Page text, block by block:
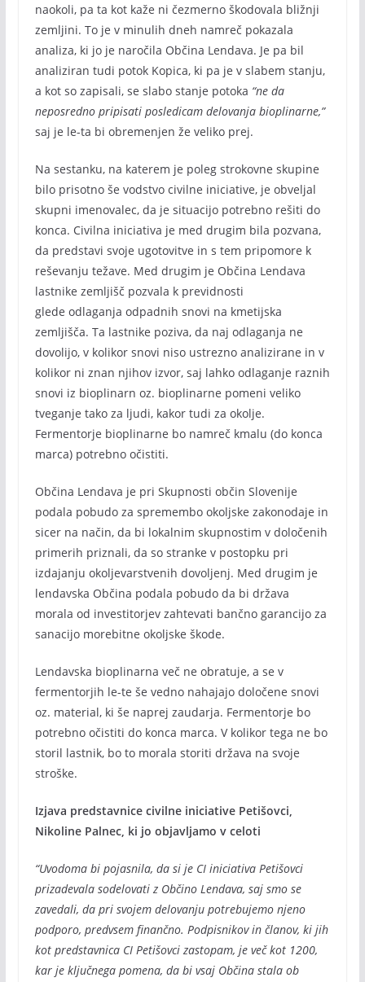
naokoli, pa ta kot kaže ni čezmerno škodovala bližnji
zemljini. To je v minulih dneh namreč pokazala
analiza, ki jo je naročila Občina Lendava. Je pa bil
analiziran tudi potok Kopica, ki pa je v slabem stanju,
a kot so zapisali, se slabo stanje potoka “ne da
neposredno pripisati posledicam delovanja bioplinarne,”
saj je le-ta bi obremenjen že veliko prej.
Na sestanku, na katerem je poleg strokovne skupine
bilo prisotno še vodstvo civilne iniciative, je obveljal
skupni imenovalec, da je situacijo potrebno rešiti do
konca. Civilna iniciativa je med drugim bila pozvana,
da predstavi svoje ugotovitve in s tem pripomore k
reševanju težave. Med drugim je Občina Lendava
lastnike zemljišč pozvala k previdnosti
glede odlaganja odpadnih snovi na kmetijska
zemljišča. Ta lastnike poziva, da naj odlaganja ne
dovolijo, v kolikor snovi niso ustrezno analizirane in v
kolikor ni znan njihov izvor, saj lahko odlaganje raznih
snovi iz bioplinarn oz. bioplinarne pomeni veliko
tveganje tako za ljudi, kakor tudi za okolje.
Fermentorje bioplinarne bo namreč kmalu (do konca
marca) potrebno očistiti.
Občina Lendava je pri Skupnosti občin Slovenije
podala pobudo za spremembo okoljske zakonodaje in
sicer na način, da bi lokalnim skupnostim v določenih
primerih priznali, da so stranke v postopku pri
izdajanju okoljevarstvenih dovoljenj. Med drugim je
lendavska Občina podala pobudo da bi država
morala od investitorjev zahtevati bančno garancijo za
sanacijo morebitne okoljske škode.
Lendavska bioplinarna več ne obratuje, a se v
fermentorjih le-te še vedno nahajajo določene snovi
oz. material, ki še naprej zaudarja. Fermentorje bo
potrebno očistiti do konca marca. V kolikor tega ne bo
storil lastnik, bo to morala storiti država na svoje
stroške.
Izjava predstavnice civilne iniciative Petišovci,
Nikoline Palnec, ki jo objavljamo v celoti
“Uvodoma bi pojasnila, da si je CI iniciativa Petišovci
prizadevala sodelovati z Občino Lendava, saj smo se
zavedali, da pri svojem delovanju potrebujemo njeno
podporo, predvsem finančno. Podpisnikov in članov, ki jih
kot predstavnica CI Petišovci zastopam, je več kot 1200,
kar je ključnega pomena, da bi vsaj Občina stala ob